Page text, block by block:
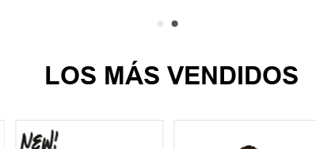
LOS MÁS VENDIDOS